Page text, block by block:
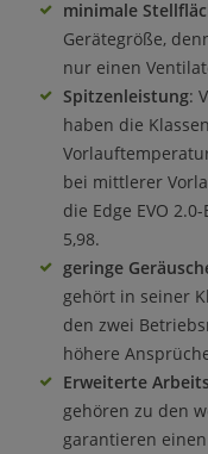
minimale
Gerätegröße,
nur einen
Spitzenleistung:
haben die
bei mittlerer
die Edge EVO
5,98.
geringe
gehört in seiner
den zwei
höhere
Erweiterte
gehören zu den
garantieren